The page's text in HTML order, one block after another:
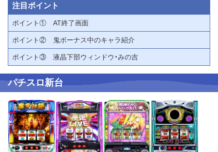
注目ポイント
ポイント① AT終了画面
ポイント② 鬼ボーナス中のキャラ紹介
ポイント③ 液晶下部ウィンドウ・みの吉
パチスロ新台